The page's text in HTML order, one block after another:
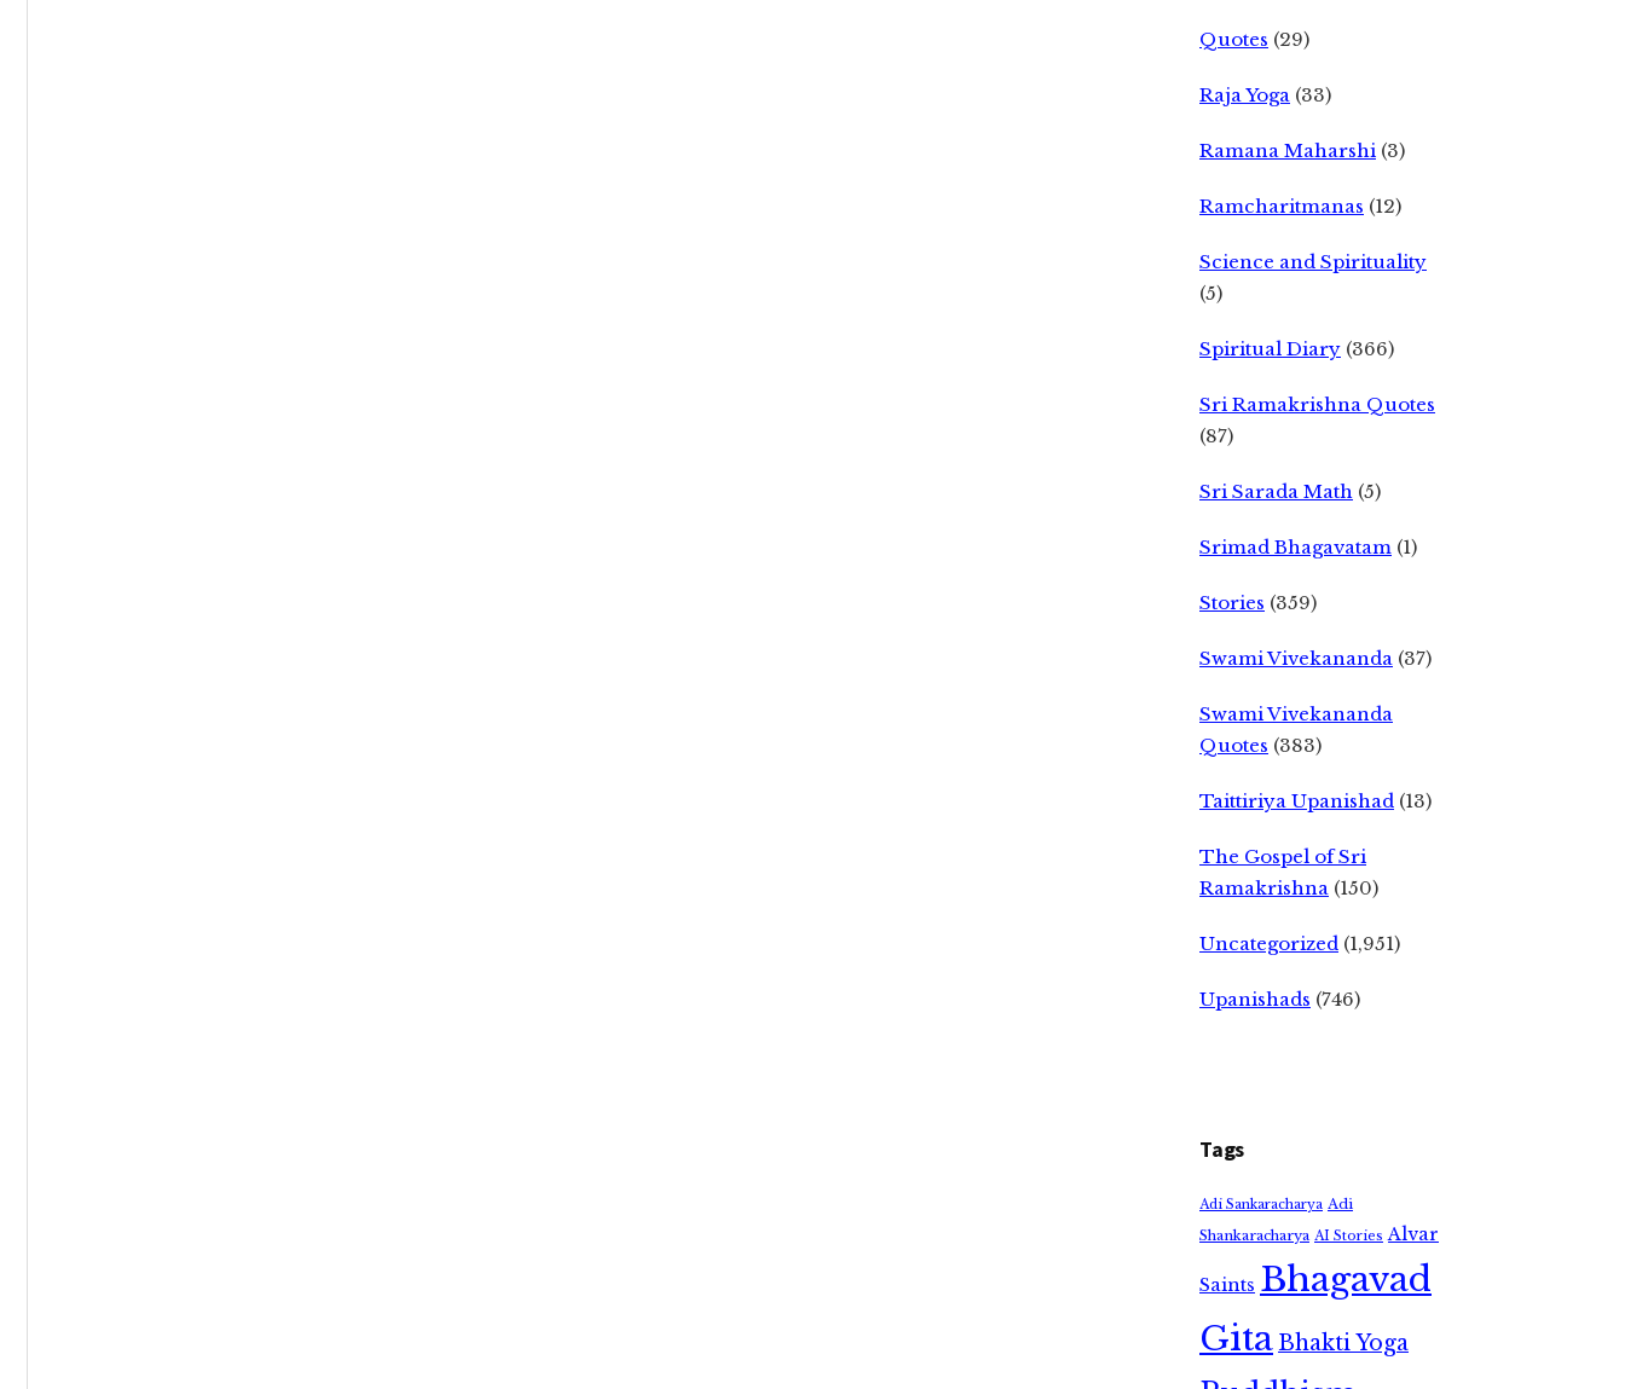
Quotes (29)
Raja Yoga (33)
Ramana Maharshi (3)
Ramcharitmanas (12)
Science and Spirituality
(5)
Spiritual Diary (366)
Sri Ramakrishna Quotes
(87)
Sri Sarada Math (5)
Srimad Bhagavatam (1)
Stories (359)
Swami Vivekananda (37)
Swami Vivekananda
Quotes (383)
Taittiriya Upanishad (13)
The Gospel of Sri
Ramakrishna (150)
Uncategorized (1,951)
Upanishads (746)
Tags
Adi Sankaracharya Adi
Shankaracharya AI Stories Alvar
Saints Bhagavad
GitaBhakti Yoga